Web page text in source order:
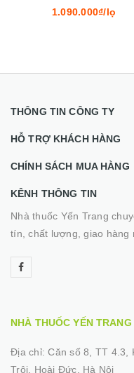
1.090.000₫/lọ
THÔNG TIN CÔNG TY
HỖ TRỢ KHÁCH HÀNG
CHÍNH SÁCH MUA HÀNG
KÊNH THÔNG TIN
Nhà thuốc Yến Trang
tín, chất lượng, giao hàng
NHÀ THUỐC YẾN TRANG
Địa chỉ:Căn số 8, TT 4.3,
Trôi, Hoài Đức, Hà Nội